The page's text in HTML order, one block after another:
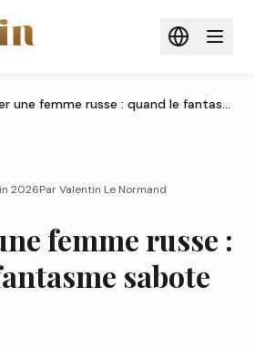
Idéaliser une femme russe : quand le fantasme sabote tout
2026Par Valentin Le Normand
femme russe :
sabote